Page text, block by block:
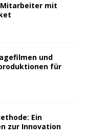
Mitarbeiter mit
und
für
Ein
zur Innovation